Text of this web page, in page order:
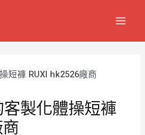
製化體操短褲